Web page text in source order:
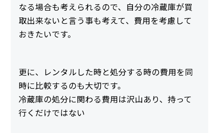
なる場合も考えられるので、自分の冷蔵庫が買
取出来ないと言う事も考えて、費用を考慮して
おきたいです。
更に、レンタルした時と処分する時の費用を同
時に比較するのも大切です。
冷蔵庫の処分に関わる費用は沢山あり、持って
行くだけではない